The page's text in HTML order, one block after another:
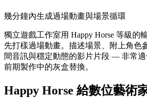
幾分鐘內生成過場動畫與場景循環
獨立遊戲工作室用 Happy Horse 等級的
先打樣過場動畫。描述場景、附上角色
間音訊與穩定動態的影片片段 — 非常
前期製作中的灰盒替換。
Happy Horse 給數位藝術